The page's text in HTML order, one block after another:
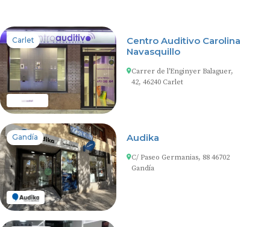
Carlet
Centro Auditivo Carolina
Navasquillo
Carrer de l'Enginyer Balaguer,
42, 46240 Carlet
Gandía Audika
C/ Paseo Germanias, 88 46702
Gandía